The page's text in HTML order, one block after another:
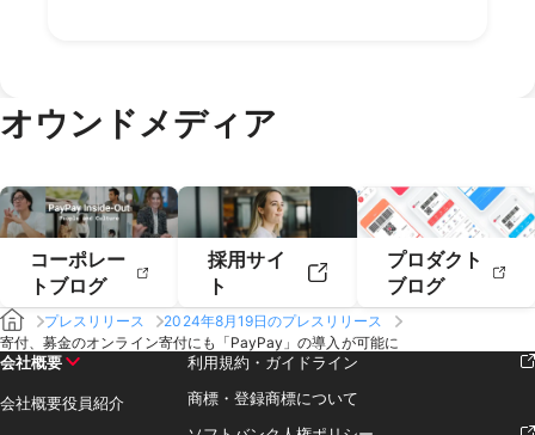
2019年2月
2019年1月
オウンドメディア
コーポレー
トブログ
採用サイ
ト
プロダクト
ブログ
プレスリリース
2024年8月19日のプレスリリース
寄付、募金のオンライン寄付にも「PayPay」の導入が可能に
会社概要
会社概要役員紹介
利用規約・ガイドライン
商標・登録商標について